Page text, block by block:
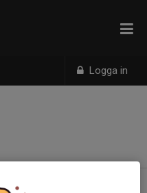
Logga in